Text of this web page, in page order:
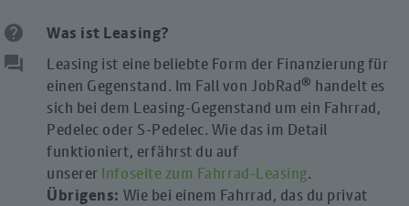
help Was ist Leasing?
question_answer
Leasing ist eine beliebte Form der Finanzierung für
einen Gegenstand. Im Fall von JobRad® handelt es
sich bei dem Leasing-Gegenstand um ein Fahrrad,
Pedelec oder S‑Pedelec. Wie das im Detail
funktioniert, erfährst du auf
unserer Infoseite zum Fahrrad-Leasing.
Übrigens: Wie bei einem Fahrrad, das du privat